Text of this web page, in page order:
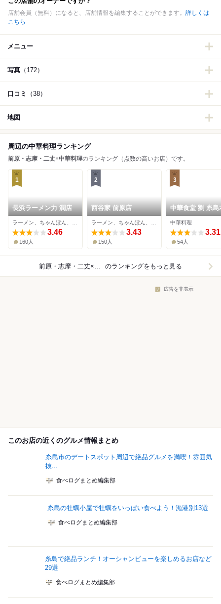
店舗会員（無料）になると、店舗情報を編集することができます。 詳しくは
こちら
メニュー
写真 （172）
口コミ （38）
地図
周辺の中華料理ランキング
前原・志摩・二丈×中華料理のランキング（点数の高いお店）です。
1
長浜ラーメン力 潤店
3.46
160人
2
西谷家 前原店
3.43
150人
3
中華食堂 劉 糸島
中華料理
3.31
54人
前原・志摩・二丈×中華料理 のランキングをもっと見る
広告を非表示
このお店の近くのグルメ情報まとめ
糸島市のデートスポット周辺で絶品グルメを満喫！雰囲気
抜...
食べログまとめ編集部
糸島の牡蠣小屋で牡蠣をいっぱい食べよう！漁港別13選
食べログまとめ編集部
糸島で絶品ランチ！オーシャンビューを楽しめるお店など
29選
食べログまとめ編集部